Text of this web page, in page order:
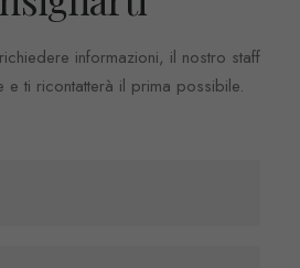
informazioni, il nostro staff
e ti ricontatterà il prima possibile.